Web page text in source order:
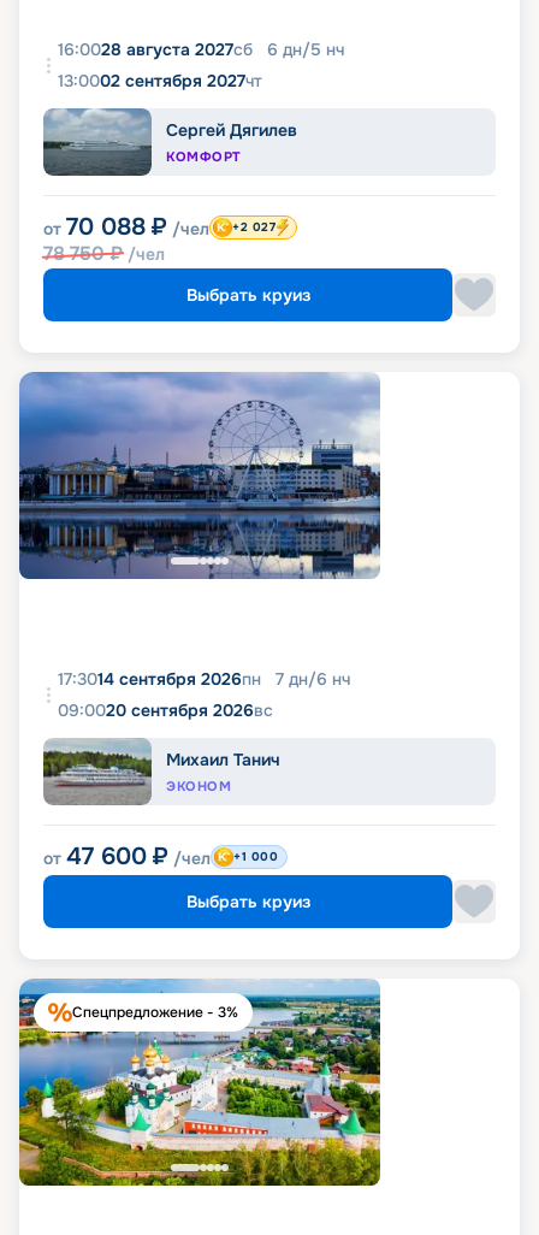
16:0028 августа 2027сб 6 дн/5 нч
13:0002 сентября 2027чт
Сергей Дягилев
КОМФОРТ
от 70 088 ₽ /чел
78 750₽ /чел
+2 027
Выбрать круиз
17:3014 сентября 2026пн 7 дн/6 нч
09:0020 сентября 2026вс
Михаил Танич
ЭКОНОМ
от 47 600 ₽ /чел +1 000
Выбрать круиз
Спецпредложение - 3%